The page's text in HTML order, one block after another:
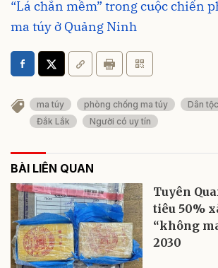
“Lá chắn mềm” trong cuộc chiến
ma túy ở Quảng Ninh
ma túy phòng chống ma túy
Dân
Đắk Lắk
Người có uy tín
BÀI LIÊN QUAN
Tuyên
tiêu 50%
“không
2030